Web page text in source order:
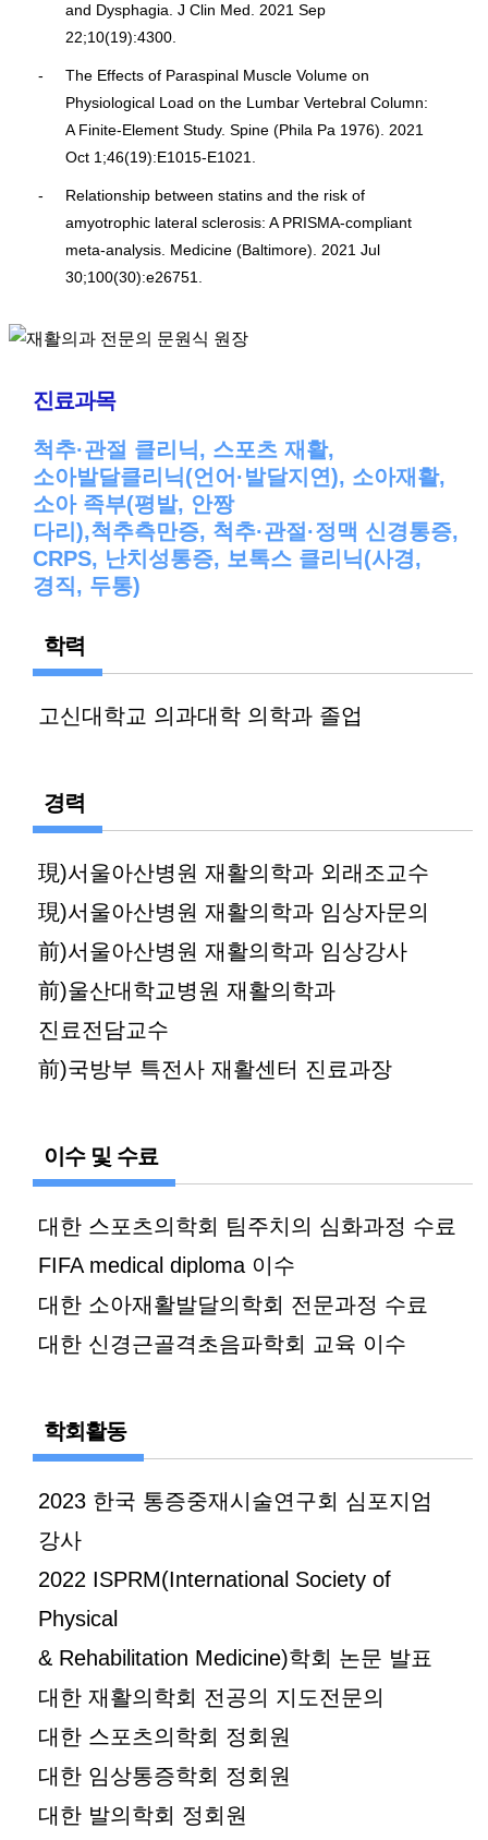
and Dysphagia. J Clin Med. 2021 Sep
22;10(19):4300.
The Effects of Paraspinal Muscle Volume on
Physiological Load on the Lumbar Vertebral Column:
A Finite-Element Study. Spine (Phila Pa 1976). 2021
Oct 1;46(19):E1015-E1021.
Relationship between statins and the risk of
amyotrophic lateral sclerosis: A PRISMA-compliant
meta-analysis. Medicine (Baltimore). 2021 Jul
30;100(30):e26751.
진료과목
척추·관절 클리닉, 스포츠 재활,
소아발달클리닉(언어·발달지연), 소아재활,
소아 족부(평발, 안짱
다리),척추측만증, 척추·관절·정맥 신경통증,
CRPS, 난치성통증, 보톡스 클리닉(사경,
경직, 두통)
학력
고신대학교 의과대학 의학과 졸업
경력
現)서울아산병원 재활의학과 외래조교수
現)서울아산병원 재활의학과 임상자문의
前)서울아산병원 재활의학과 임상강사
前)울산대학교병원 재활의학과
진료전담교수
前)국방부 특전사 재활센터 진료과장
이수 및 수료
대한 스포츠의학회 팀주치의 심화과정 수료
FIFA medical diploma 이수
대한 소아재활발달의학회 전문과정 수료
대한 신경근골격초음파학회 교육 이수
학회활동
2023 한국 통증중재시술연구회 심포지엄
강사
2022 ISPRM(International Society of
Physical
& Rehabilitation Medicine)학회 논문 발표
대한 재활의학회 전공의 지도전문의
대한 스포츠의학회 정회원
대한 임상통증학회 정회원
대한 발의학회 정회원